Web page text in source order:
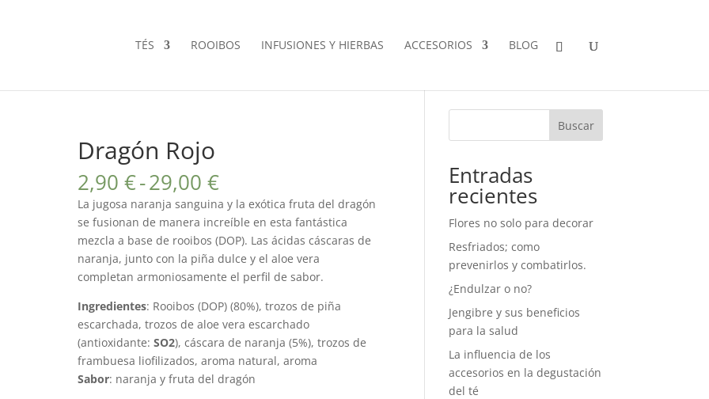
TÉS ROOIBOS INFUSIONES Y HIERBAS ACCESORIOS BLOG
Dragón Rojo
2,90€-29,00€Rango
de
precios:
desde
2,90 €
hasta
29,00 €
La jugosa naranja sanguina y la exótica fruta del dragón
se fusionan de manera increíble en esta fantástica
mezcla a base de rooibos (DOP). Las ácidas cáscaras de
naranja, junto con la piña dulce y el aloe vera
completan armoniosamente el perfil de sabor.
Ingredientes: Rooibos (DOP) (80%), trozos de piña
escarchada, trozos de aloe vera escarchado
(antioxidante:SO2), cáscara de naranja (5%), trozos de
frambuesa liofilizados, aroma natural, aroma
Sabor: naranja y fruta del dragón
Buscar
Entradas
recientes
Flores no solo para decorar
Resfriados; como
prevenirlos y combatirlos.
¿Endulzar o no?
Jengibre y sus beneficios
para la salud
La influencia de los
accesorios en la degustación
del té